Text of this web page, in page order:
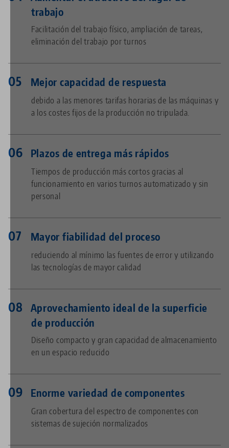
trabajo
Facilitación del trabajo físico, ampliación de tareas,
eliminación del trabajo por turnos
Mejor capacidad de respuesta
debido a las menores tarifas horarias de las máquinas y
a los costes fijos de la producción no tripulada.
Plazos de entrega más rápidos
Tiempos de producción más cortos gracias al
funcionamiento en varios turnos automatizado y sin
personal
Mayor fiabilidad del proceso
reduciendo al mínimo las fuentes de error y utilizando
las tecnologías de mayor calidad
Aprovechamiento ideal de la superficie
de producción
Diseño compacto y gran capacidad de almacenamiento
en un espacio reducido
Enorme variedad de componentes
Gran cobertura del espectro de componentes con
sistemas de sujeción normalizados